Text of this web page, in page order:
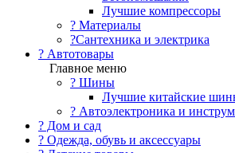
Лучшие компрессоры
? Материалы
?Сантехника и электрика
? Автотовары
Главное меню
? Шины
Лучшие китайские
? Автоэлектроника и
? Дом и сад
? Одежда, обувь и аксессуары